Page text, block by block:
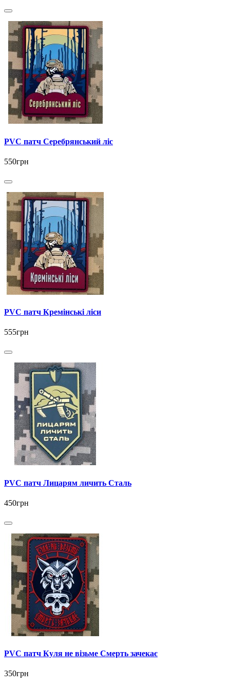
PVC патч Серебрянський ліс
550грн
PVC патч Кремінські ліси
555грн
PVC патч Лицарям личить Сталь
450грн
PVC патч Куля не візьме Смерть зачекає
350грн